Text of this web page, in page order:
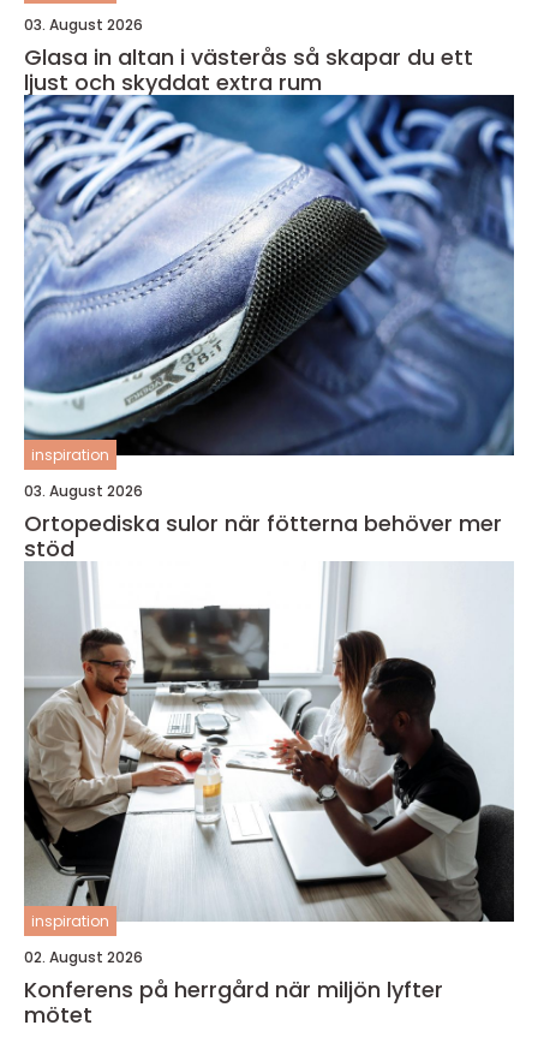
03. August 2026
Glasa in altan i västerås så skapar du ett
ljust och skyddat extra rum
inspiration
03. August 2026
Ortopediska sulor när fötterna behöver mer
stöd
inspiration
02. August 2026
Konferens på herrgård när miljön lyfter
mötet